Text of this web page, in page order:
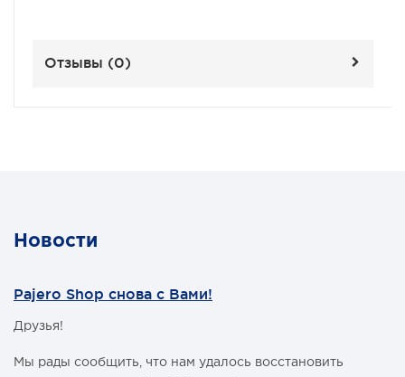
Отзывы (0)
Новости
Pajero Shop снова с Вами!
Друзья!
Мы рады сообщить, что нам удалось восстановить